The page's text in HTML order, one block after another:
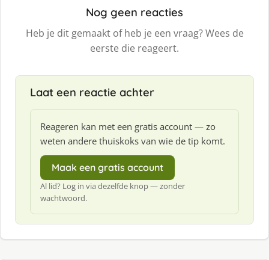
Nog geen reacties
Heb je dit gemaakt of heb je een vraag? Wees de
eerste die reageert.
Laat een reactie achter
Reageren kan met een gratis account — zo
weten andere thuiskoks van wie de tip komt.
Maak een gratis account
Al lid? Log in via dezelfde knop — zonder
wachtwoord.